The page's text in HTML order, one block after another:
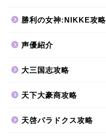
勝利の女神:NIKKE攻略
声優紹介
大三国志攻略
天下大豪商攻略
天啓パラドクス攻略